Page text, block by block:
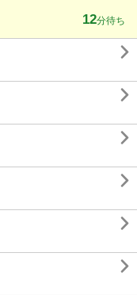
12分待ち





